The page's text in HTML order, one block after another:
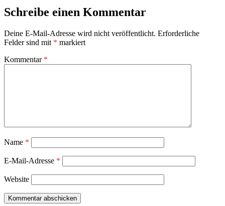
Schreibe einen Kommentar
Deine E-Mail-Adresse wird nicht veröffentlicht. Erforderliche
Felder sind mit * markiert
Kommentar *
Name *
E-Mail-Adresse *
Website